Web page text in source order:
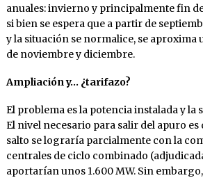
anuales: invierno y principalmente fin
si bien se espera que a partir de
y la situación se normalice, se aproxima
de noviembre y diciembre.
Ampliación y… ¿tarifazo?
El problema es la potencia instalada y la
El nivel necesario para salir del apuro es
salto se lograría parcialmente con la
centrales de ciclo combinado
aportarían unos 1.600 MW. Sin